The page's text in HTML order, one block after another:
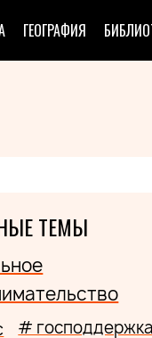
ГЕОГРАФИЯ
ТЕМЫ
# господдержка